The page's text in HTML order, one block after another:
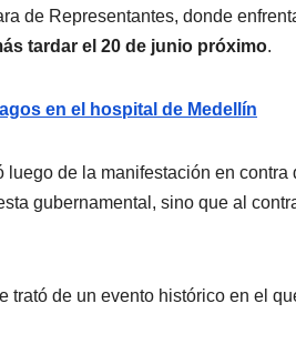
de Representantes, donde
tardar el 20 de junio próximo.
en el hospital de Medellín
de la manifestación en contra
gubernamental, sino que al
de un evento histórico en el